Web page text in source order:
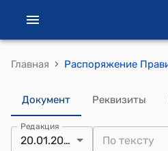
Главная ›
Документ Реквизиты
Редакция
20.01.2022